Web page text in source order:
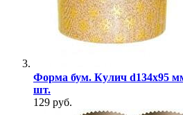
Форма бум. Кулич d134х95
шт.
129 руб.